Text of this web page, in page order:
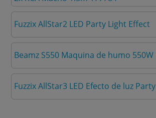
Fuzzix AllStar2 LED Party Light Effect
Beamz S550 Maquina de humo 550W
Fuzzix AllStar3 LED Efecto de luz Party